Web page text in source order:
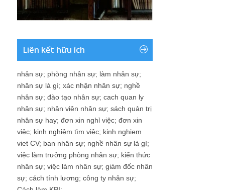
Liên kết hữu ích
nhân sự; phòng nhân sự; làm nhân sự;
nhân sự là gì; xác nhận nhân sự; nghề
nhân sự; đào tạo nhân sự; cach quan ly
nhân sự; nhân viên nhân sự; sách quản trị
nhân sự hay; đơn xin nghỉ việc; đơn xin
việc; kinh nghiệm tìm việc; kinh nghiem
viet CV; ban nhân sự; nghề nhân sự là gì;
việc làm trưởng phòng nhân sự; kiến thức
nhân sự; việc làm nhân sự; giám đốc nhân
sự; cách tính lương; công ty nhân sự;